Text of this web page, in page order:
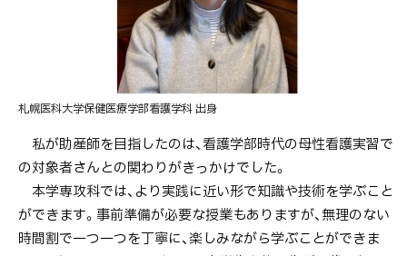
札幌医科大学保健医療学部看護学科 出身
私が助産師を目指したのは、看護学部時代の母性看護実習で
の対象者さんとの関わりがきっかけでした。
本学専攻科では、より実践に近い形で知識や技術を学ぶこと
ができます。事前準備が必要な授業もありますが、無理のない
時間割で一つ一つを丁寧に、楽しみながら学ぶことができま